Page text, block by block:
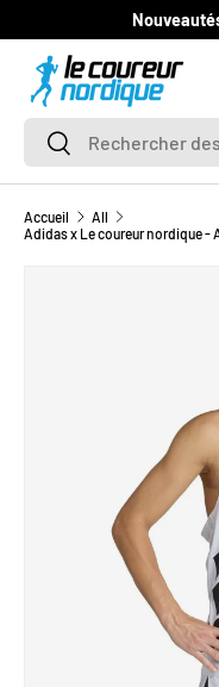
ALLER AU CONTENU
Recherche
Rechercher
Accueil
All
Adidas x Le coureur nordique -
PASSER AUX